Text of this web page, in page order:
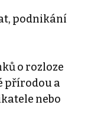
podnikání
o rozloze
přírodou a
nebo